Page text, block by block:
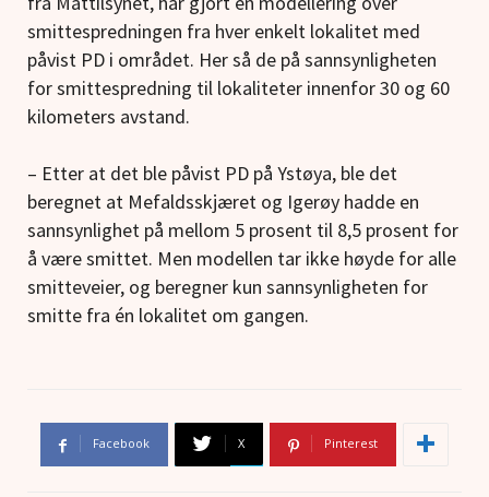
smittespredningen fra hver enkelt lokalitet med
påvist PD i området. Her så de på sannsynligheten
for smittespredning til lokaliteter innenfor 30 og 60
kilometers avstand.
– Etter at det ble påvist PD på Ystøya, ble det
beregnet at Mefaldsskjæret og Igerøy hadde en
sannsynlighet på mellom 5 prosent til 8,5 prosent for
å være smittet. Men modellen tar ikke høyde for alle
smitteveier, og beregner kun sannsynligheten for
smitte fra én lokalitet om gangen.
Facebook X Pinterest